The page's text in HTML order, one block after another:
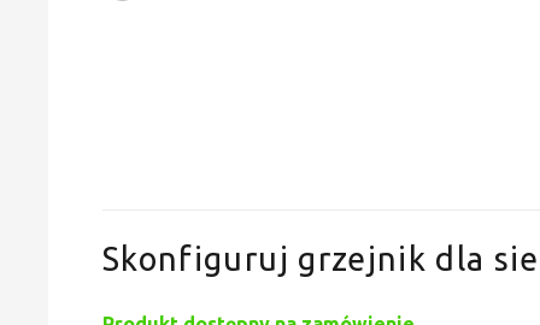
Skonfiguruj grzejnik dla